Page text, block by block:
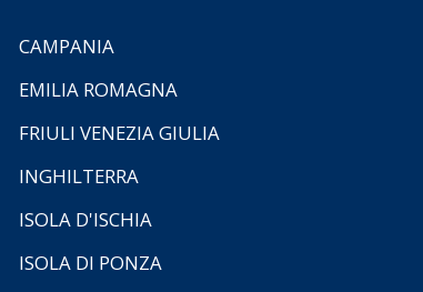
CAMPANIA
EMILIA ROMAGNA
FRIULI VENEZIA GIULIA
INGHILTERRA
ISOLA D'ISCHIA
ISOLA DI PONZA